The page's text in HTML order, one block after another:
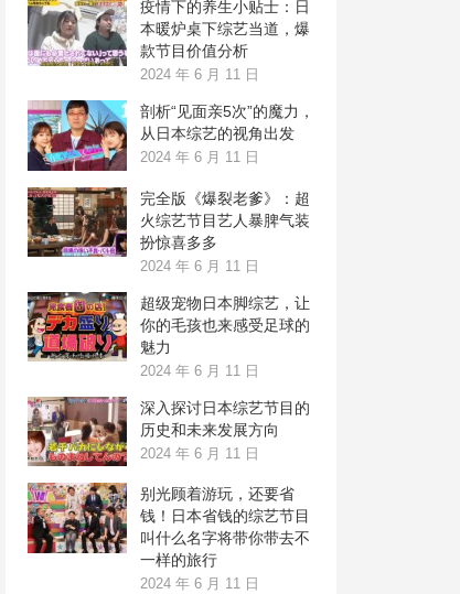
疫情下的养生小贴士：日
本暖炉桌下综艺当道，爆
款节目价值分析
2024 年 6 月 11 日
剖析“见面亲5次”的魔力，
从日本综艺的视角出发
2024 年 6 月 11 日
完全版《爆裂老爹》：超
火综艺节目艺人暴脾气装
扮惊喜多多
2024 年 6 月 11 日
超级宠物日本脚综艺，让
你的毛孩也来感受足球的
魅力
2024 年 6 月 11 日
深入探讨日本综艺节目的
历史和未来发展方向
2024 年 6 月 11 日
别光顾着游玩，还要省
钱！日本省钱的综艺节目
叫什么名字将带你带去不
一样的旅行
2024 年 6 月 11 日